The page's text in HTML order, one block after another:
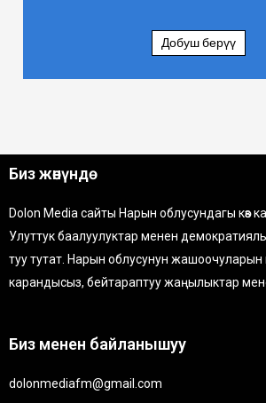
Добуш берүү
Биз жөнүндө
Dolon Media сайты Нарын облусундагы көз
Улуттук баалуулуктар менен
туу тутат. Нарын облусунун жашоочуларын
карандысыз, бейтараптуу жаңылыктар
Биз менен байланышуу
dolonmediafm@gmail.com